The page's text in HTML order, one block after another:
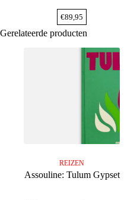
€89,95
Gerelateerde producten
REIZEN
Assouline: Tulum Gypset